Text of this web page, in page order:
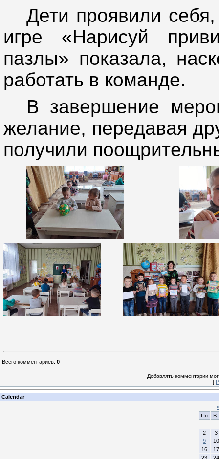
Дети проявили
игре «Нарисуй
пазлы» показала,
работать в команде.
В завершение
желание, передавая
получили
Всего комментариев: 0
Добавлять комментарии
[
Calendar
«
Пн
Вт
2
3
9
10
16
17
23
24